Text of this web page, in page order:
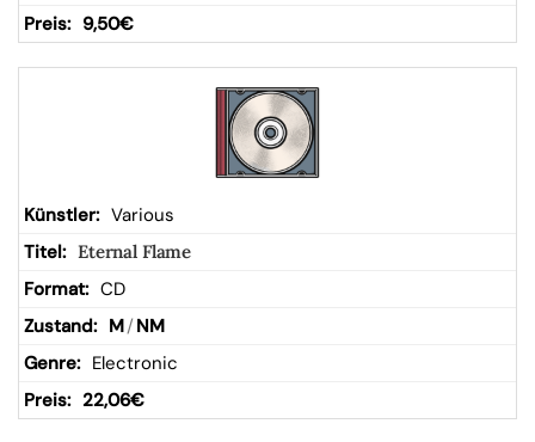
9,50€
Various
Eternal Flame
CD
M/ NM
Electronic
22,06€